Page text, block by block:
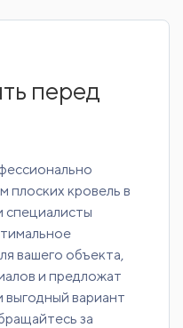
перед
плоских кровель в
специалисты
вашего объекта,
и предложат
вариант
за